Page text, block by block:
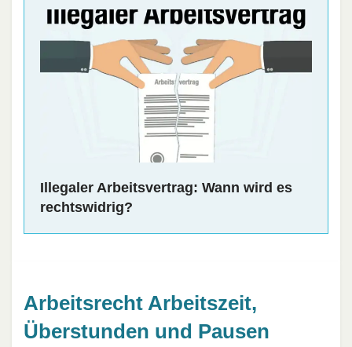
Illegaler Arbeitsvertrag: Wann wird es
rechtswidrig?
Arbeitsrecht Arbeitszeit,
Überstunden und Pausen